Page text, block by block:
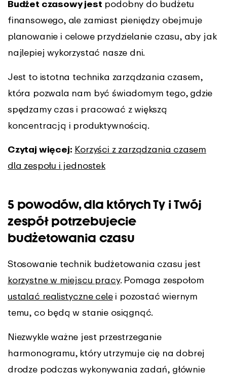
Budżet czasowy jest podobny do budżetu
finansowego, ale zamiast pieniędzy obejmuje
planowanie i celowe przydzielanie czasu, aby jak
najlepiej wykorzystać nasze dni.
Jest to istotna technika zarządzania czasem,
która pozwala nam być świadomym tego, gdzie
spędzamy czas i pracować z większą
koncentracją i produktywnością.
Czytaj więcej: Korzyści z zarządzania czasem
dla zespołu i jednostek
5 powodów, dla których Ty i Twój
zespół potrzebujecie
budżetowania czasu
Stosowanie technik budżetowania czasu jest
korzystne w miejscu pracy. Pomaga zespołom
ustalać realistyczne celei pozostać wiernym
temu, co będą w stanie osiągnąć.
Niezwykle ważne jest przestrzeganie
harmonogramu, który utrzymuje cię na dobrej
drodze podczas wykonywania zadań, głównie